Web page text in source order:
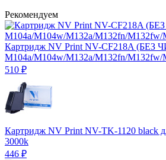
Рекомендуем
Картридж NV Print NV-CF218A (БЕЗ
M104a/M104w/M132a/M132fn/M132fw/
510 ₽
Картридж NV Print NV-TK-1120 black
3000k
446 ₽